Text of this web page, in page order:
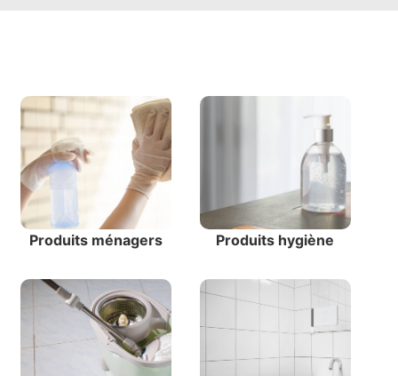
Produits ménagers Produits hygiène